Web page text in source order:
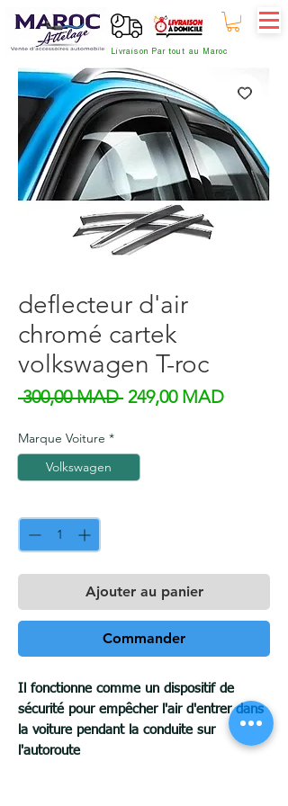
Livraison Par tout au Maroc
deflecteur d'air
chromé cartek
volkswagen T-roc
300,00 MAD Prix original
249,00 MADPrix
Marque Voiture *
Volkswagen
Ajouter au panier
Commander
Il fonctionne comme un dispositif de
sécurité pour empêcher l'air d'entrer dans
la voiture pendant la conduite sur
l'autoroute